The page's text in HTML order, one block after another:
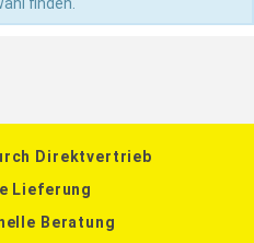
Direktvertrieb
Lieferung
Beratung